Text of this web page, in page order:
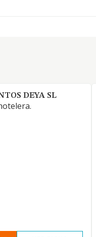
DEYA SL